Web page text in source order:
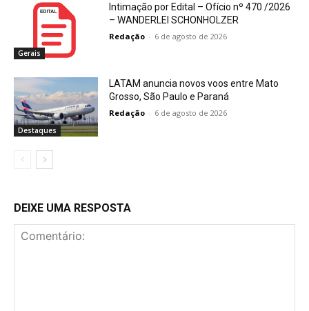
Gerais
Intimação por Edital – Ofício nº 470 /2026
– WANDERLEI SCHONHOLZER
Redação - 6 de agosto de 2026
Destaques
LATAM anuncia novos voos entre Mato
Grosso, São Paulo e Paraná
Redação - 6 de agosto de 2026
DEIXE UMA RESPOSTA